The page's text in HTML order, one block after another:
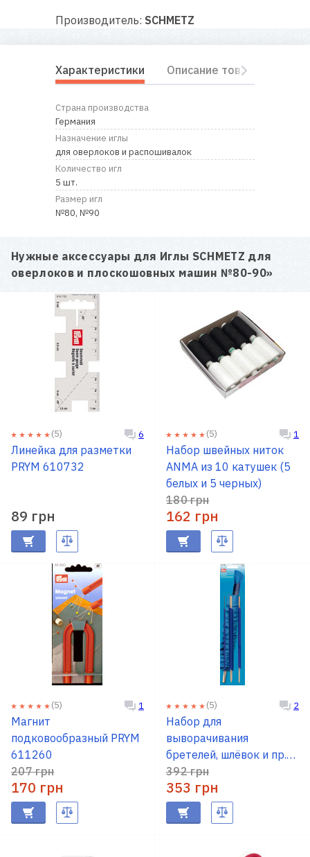
Производитель: SCHMETZ
Характеристики Описание товара
Страна производства
Германия
Назначение иглы
для оверлоков и распошивалок
Количество игл
5 шт.
Размер игл
№80, №90
Нужные аксессуары для Иглы SCHMETZ для
оверлоков и плоскошовных машин №80-90»
(5) 6
Линейка для разметки
PRYM 610732
89 грн
(5) 1
Набор швейных ниток
ANMA из 10 катушек (5
белых и 5 черных)
180 грн
162 грн
(5) 1
Магнит
подковообразный PRYM
611260
207 грн
170 грн
(5) 2
Набор для
выворачивания
бретелей, шлёвок и пр.
PRYM 610190
392 грн
353 грн